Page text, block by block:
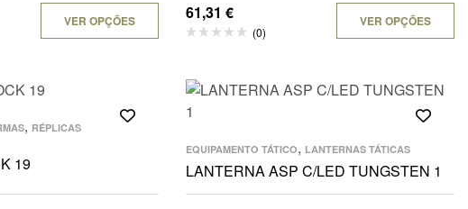
VER OPÇÕES 61,31 €
(0)
VER OPÇÕES
, RÉPLICAS
19
EQUIPAMENTO TÁTICO, LANTERNAS TÁTICAS
LANTERNA ASP C/LED TUNGSTEN 1